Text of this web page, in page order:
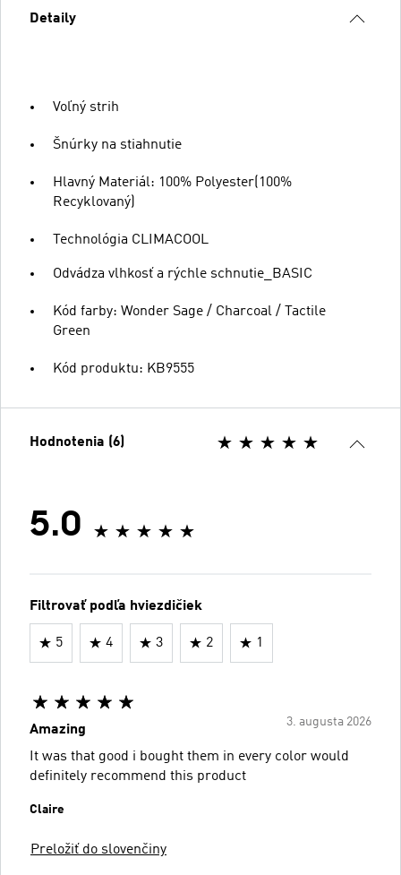
Detaily
Voľný strih
Šnúrky na stiahnutie
Hlavný Materiál: 100% Polyester(100%
Recyklovaný)
Technológia CLIMACOOL
Odvádza vlhkosť a rýchle schnutie_BASIC
Kód farby: Wonder Sage / Charcoal / Tactile
Green
Kód produktu: KB9555
Hodnotenia (6)
5.0
Filtrovať podľa hviezdičiek
5 4 3 2 1
3. augusta 2026
Amazing
It was that good i bought them in every color would
definitely recommend this product
Claire
Preložiť do slovenčiny